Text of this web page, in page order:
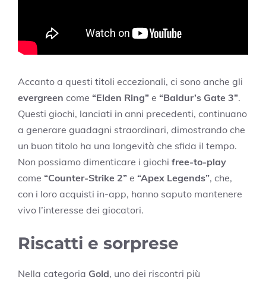
Accanto a questi titoli eccezionali, ci sono anche gli
evergreen come “Elden Ring” e “Baldur’s Gate 3”.
Questi giochi, lanciati in anni precedenti, continuano
a generare guadagni straordinari, dimostrando che
un buon titolo ha una longevità che sfida il tempo.
Non possiamo dimenticare i giochi free-to-play
come “Counter-Strike 2” e “Apex Legends”, che,
con i loro acquisti in-app, hanno saputo mantenere
vivo l’interesse dei giocatori.
Riscatti e sorprese
Nella categoria Gold, uno dei riscontri più